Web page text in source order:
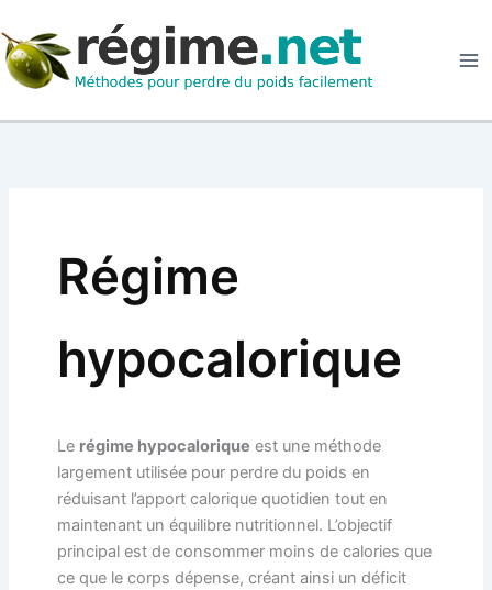
au
contenu
Régime
hypocalorique
Le régime hypocalorique est une méthode
largement utilisée pour perdre du poids en
réduisant l’apport calorique quotidien tout en
maintenant un équilibre nutritionnel. L’objectif
principal est de consommer moins de calories que
ce que le corps dépense, créant ainsi un déficit